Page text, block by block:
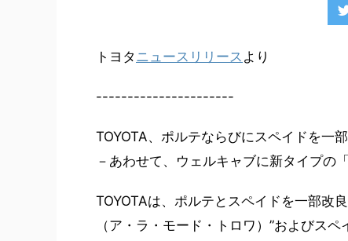
トヨタ ニュースリリース より
----------------------
TOYOTA、ポルテならびにスペイドを一
－あわせて、ウェルキャブに新タイプの
TOYOTAは、ポルテとスペイドを一部改
（ア・ラ・モード・トロワ）”およびス